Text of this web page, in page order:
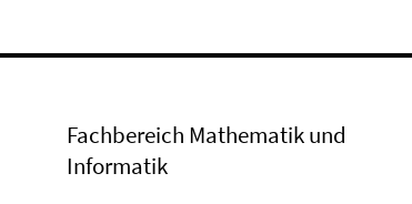
Fachbereich Mathematik und
Informatik